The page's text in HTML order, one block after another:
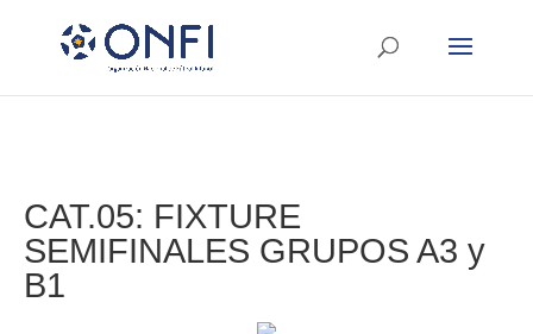
CAT.05: FIXTURE
SEMIFINALES GRUPOS A3 y
B1